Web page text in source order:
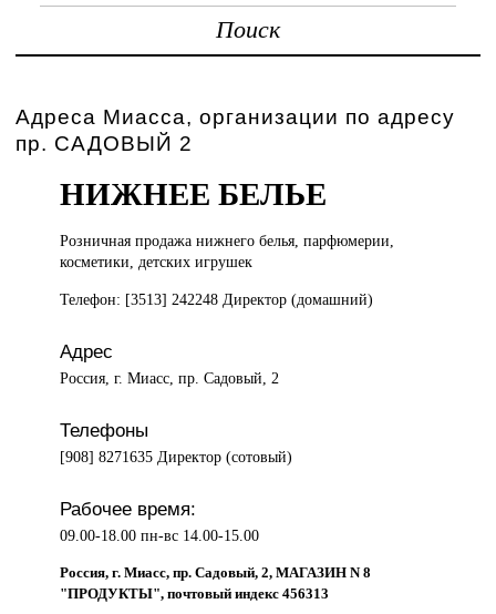
Поиск
Адреса Миасса, организации по адресу
пр. САДОВЫЙ 2
НИЖНЕЕ БЕЛЬЕ
Розничная продажанижнего белья, парфюмерии,
косметики, детских игрушек
Телефон: [3513] 242248 Директор (домашний)
Адрес
Россия, г. Миасс, пр. Садовый, 2
Телефоны
[908] 8271635 Директор (сотовый)
Рабочее время:
09.00-18.00 пн-вс 14.00-15.00
Россия, г. Миасс, пр. Садовый, 2, МАГАЗИН N 8
"ПРОДУКТЫ", почтовый индекс 456313